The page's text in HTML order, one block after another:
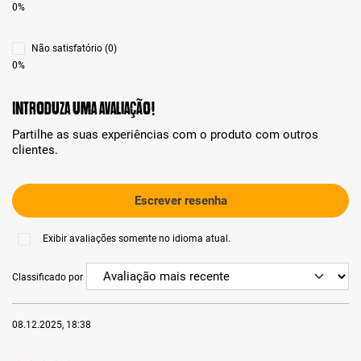
0%
Não satisfatório (0)
0%
Introduza uma avaliação!
Partilhe as suas experiências com o produto com outros
clientes.
Escrever resenha
Exibir avaliações somente no idioma atual.
Classificado por
08.12.2025, 18:38